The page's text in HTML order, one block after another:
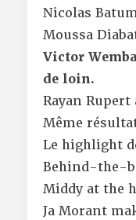
Nicolas
Moussa
Victor
de loin.
Rayan
Même
Le highlight
Behind-the-
Middy at the
Ja Morant